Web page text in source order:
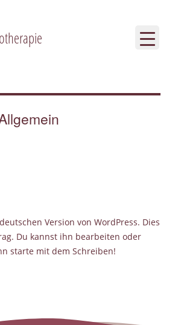
Version von WordPress. Dies
Du kannst ihn bearbeiten oder
starte mit dem Schreiben!